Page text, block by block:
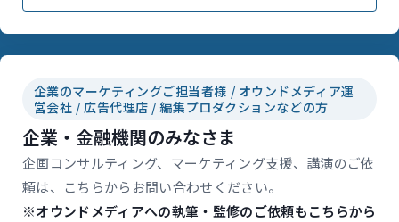
企業のマーケティングご担当者様 / オウンドメディア運
営会社 / 広告代理店 / 編集プロダクションなどの方
企業・金融機関のみなさま
企画コンサルティング、マーケティング支援、講演のご依
頼は、こちらからお問い合わせください。
※オウンドメディアへの執筆・監修のご依頼もこちらから